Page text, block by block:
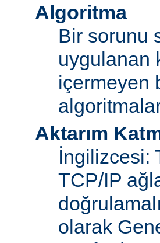
Algoritma
Bir sorunu
uygulanan
içermeyen
Aktarım
İngilizcesi:
TCP/IP
olarak